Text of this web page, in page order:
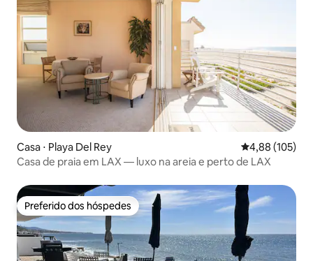
Casa ⋅ Playa Del Rey 4,88 de uma
4,88 (105)
Casa de praia em LAX — luxo na areia e perto de LAX
Preferido dos hóspedes
Preferido dos hóspedes